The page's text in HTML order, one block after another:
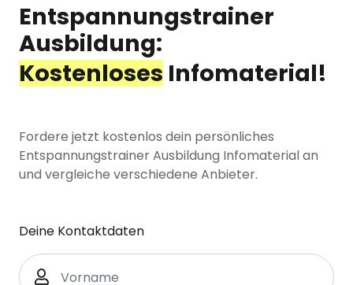
Entspannungstrainer
Ausbildung:
Kostenloses Infomaterial!
Fordere jetzt kostenlos dein persönliches
Entspannungstrainer Ausbildung Infomaterial an
und vergleiche verschiedene Anbieter.
Deine Kontaktdaten